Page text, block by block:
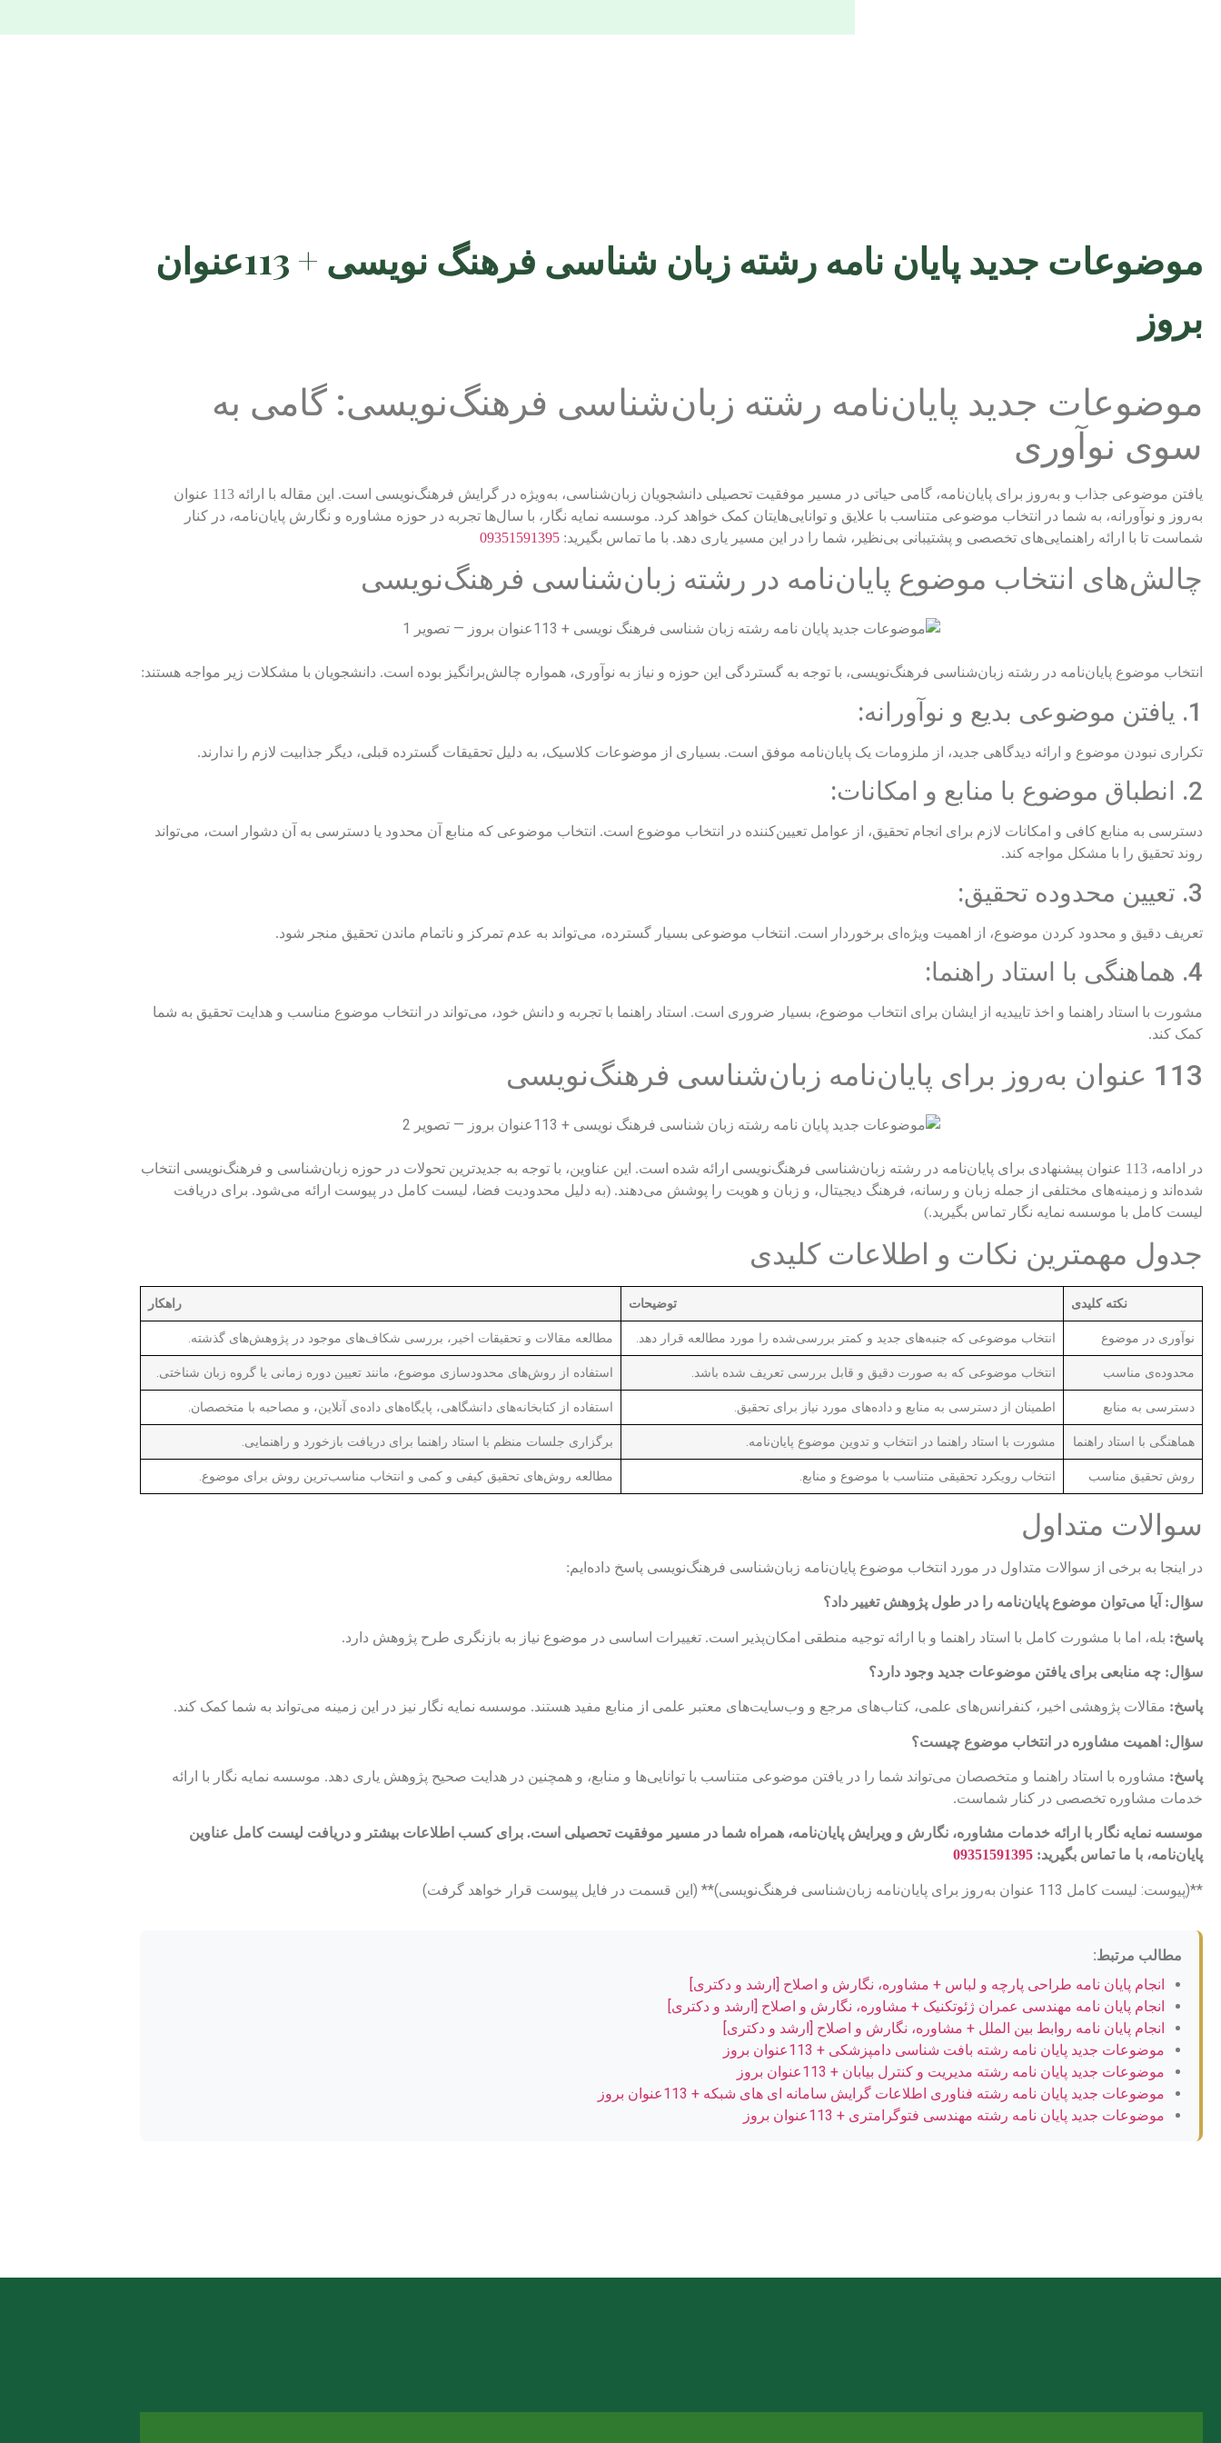
موضوعات جدید پایان نامه رشته زبان شناسی فرهنگ نویسی + 113عنوان
بروز
موضوعات جدید پایان‌نامه رشته زبان‌شناسی فرهنگ‌نویسی: گامی به
سوی نوآوری
یافتن موضوعی جذاب و به‌روز برای پایان‌نامه، گامی حیاتی در مسیر موفقیت تحصیلی دانشجویان زبان‌شناسی، به‌ویژه در گرایش فرهنگ‌نویسی است. این مقاله با ارائه 113 عنوان
به‌روز و نوآورانه، به شما در انتخاب موضوعی متناسب با علایق و توانایی‌هایتان کمک خواهد کرد. موسسه نمایه نگار، با سال‌ها تجربه در حوزه مشاوره و نگارش پایان‌نامه، در کنار
شماست تا با ارائه راهنمایی‌های تخصصی و پشتیبانی بی‌نظیر، شما را در این مسیر یاری دهد. با ما تماس بگیرید: 09351591395
چالش‌های انتخاب موضوع پایان‌نامه در رشته زبان‌شناسی فرهنگ‌نویسی
انتخاب موضوع پایان‌نامه در رشته زبان‌شناسی فرهنگ‌نویسی، با توجه به گستردگی این حوزه و نیاز به نوآوری، همواره چالش‌برانگیز بوده است. دانشجویان با مشکلات زیر مواجه هستند:
1. یافتن موضوعی بدیع و نوآورانه:
تکراری نبودن موضوع و ارائه دیدگاهی جدید، از ملزومات یک پایان‌نامه موفق است. بسیاری از موضوعات کلاسیک، به دلیل تحقیقات گسترده قبلی، دیگر جذابیت لازم را ندارند.
2. انطباق موضوع با منابع و امکانات:
دسترسی به منابع کافی و امکانات لازم برای انجام تحقیق، از عوامل تعیین‌کننده در انتخاب موضوع است. انتخاب موضوعی که منابع آن محدود یا دسترسی به آن دشوار است، می‌تواند
روند تحقیق را با مشکل مواجه کند.
3. تعیین محدوده تحقیق:
تعریف دقیق و محدود کردن موضوع، از اهمیت ویژه‌ای برخوردار است. انتخاب موضوعی بسیار گسترده، می‌تواند به عدم تمرکز و ناتمام ماندن تحقیق منجر شود.
4. هماهنگی با استاد راهنما:
مشورت با استاد راهنما و اخذ تاییدیه از ایشان برای انتخاب موضوع، بسیار ضروری است. استاد راهنما با تجربه و دانش خود، می‌تواند در انتخاب موضوع مناسب و هدایت تحقیق به شما
کمک کند.
113 عنوان به‌روز برای پایان‌نامه زبان‌شناسی فرهنگ‌نویسی
در ادامه، 113 عنوان پیشنهادی برای پایان‌نامه در رشته زبان‌شناسی فرهنگ‌نویسی ارائه شده است. این عناوین، با توجه به جدیدترین تحولات در حوزه زبان‌شناسی و فرهنگ‌نویسی انتخاب
شده‌اند و زمینه‌های مختلفی از جمله زبان و رسانه، فرهنگ دیجیتال، و زبان و هویت را پوشش می‌دهند. (به دلیل محدودیت فضا، لیست کامل در پیوست ارائه می‌شود. برای دریافت
لیست کامل با موسسه نمایه نگار تماس بگیرید.)
جدول مهمترین نکات و اطلاعات کلیدی
نکته کلیدی توضیحات راهکار
نوآوری در موضوع انتخاب موضوعی که جنبه‌های جدید و کمتر بررسی‌شده را مورد مطالعه قرار دهد. مطالعه مقالات و تحقیقات اخیر، بررسی شکاف‌های موجود در پژوهش‌های گذشته.
محدوده‌ی مناسب انتخاب موضوعی که به صورت دقیق و قابل بررسی تعریف شده باشد. استفاده از روش‌های محدودسازی موضوع، مانند تعیین دوره زمانی یا گروه زبان شناختی.
دسترسی به منابع اطمینان از دسترسی به منابع و داده‌های مورد نیاز برای تحقیق. استفاده از کتابخانه‌های دانشگاهی، پایگاه‌های داده‌ی آنلاین، و مصاحبه با متخصصان.
هماهنگی با استاد راهنما مشورت با استاد راهنما در انتخاب و تدوین موضوع پایان‌نامه. برگزاری جلسات منظم با استاد راهنما برای دریافت بازخورد و راهنمایی.
روش تحقیق مناسب انتخاب رویکرد تحقیقی متناسب با موضوع و منابع. مطالعه روش‌های تحقیق کیفی و کمی و انتخاب مناسب‌ترین روش برای موضوع.
سوالات متداول
در اینجا به برخی از سوالات متداول در مورد انتخاب موضوع پایان‌نامه زبان‌شناسی فرهنگ‌نویسی پاسخ داده‌ایم:
سؤال: آیا می‌توان موضوع پایان‌نامه را در طول پژوهش تغییر داد؟
پاسخ: بله، اما با مشورت کامل با استاد راهنما و با ارائه توجیه منطقی امکان‌پذیر است. تغییرات اساسی در موضوع نیاز به بازنگری طرح پژوهش دارد.
سؤال: چه منابعی برای یافتن موضوعات جدید وجود دارد؟
پاسخ: مقالات پژوهشی اخیر، کنفرانس‌های علمی، کتاب‌های مرجع و وب‌سایت‌های معتبر علمی از منابع مفید هستند. موسسه نمایه نگار نیز در این زمینه می‌تواند به شما کمک کند.
سؤال: اهمیت مشاوره در انتخاب موضوع چیست؟
پاسخ: مشاوره با استاد راهنما و متخصصان می‌تواند شما را در یافتن موضوعی متناسب با توانایی‌ها و منابع، و همچنین در هدایت صحیح پژوهش یاری دهد. موسسه نمایه نگار با ارائه
خدمات مشاوره تخصصی در کنار شماست.
موسسه نمایه نگار با ارائه خدمات مشاوره، نگارش و ویرایش پایان‌نامه، همراه شما در مسیر موفقیت تحصیلی است. برای کسب اطلاعات بیشتر و دریافت لیست کامل عناوین
پایان‌نامه، با ما تماس بگیرید: 09351591395
**(پیوست: لیست کامل 113 عنوان به‌روز برای پایان‌نامه زبان‌شناسی فرهنگ‌نویسی)** (این قسمت در فایل پیوست قرار خواهد گرفت)
مطالب مرتبط:
انجام پایان نامه طراحی پارچه و لباس + مشاوره، نگارش و اصلاح [ارشد و دکتری]
انجام پایان نامه مهندسی عمران ژئوتکنیک + مشاوره، نگارش و اصلاح [ارشد و دکتری]
انجام پایان نامه روابط بین الملل + مشاوره، نگارش و اصلاح [ارشد و دکتری]
موضوعات جدید پایان نامه رشته بافت شناسی دامپزشکی + 113عنوان بروز
موضوعات جدید پایان نامه رشته مدیریت و کنترل بیابان + 113عنوان بروز
موضوعات جدید پایان نامه رشته فناوری اطلاعات گرایش سامانه ای های شبکه + 113عنوان بروز
موضوعات جدید پایان نامه رشته مهندسی فتوگرامتری + 113عنوان بروز